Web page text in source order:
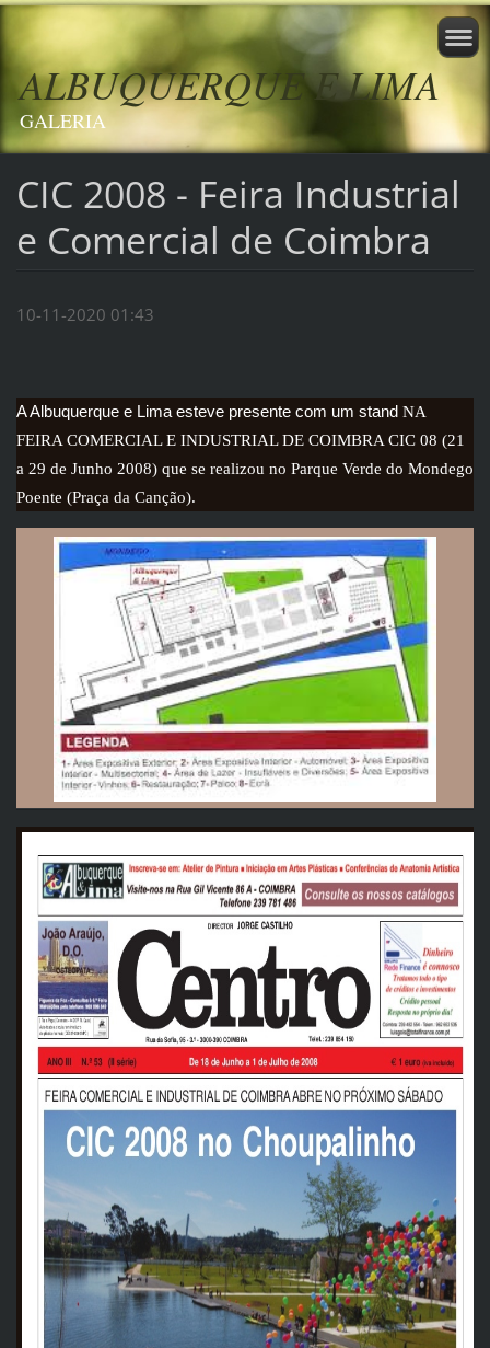
ALBUQUERQUE E LIMA
GALERIA
CIC 2008 - Feira Industrial
e Comercial de Coimbra
10-11-2020 01:43
A Albuquerque e Lima esteve presente com um stand NA
FEIRA COMERCIAL E INDUSTRIAL DE COIMBRA CIC 08 (21
a 29 de Junho 2008) que se realizou no Parque Verde do Mondego
Poente (Praça da Canção).